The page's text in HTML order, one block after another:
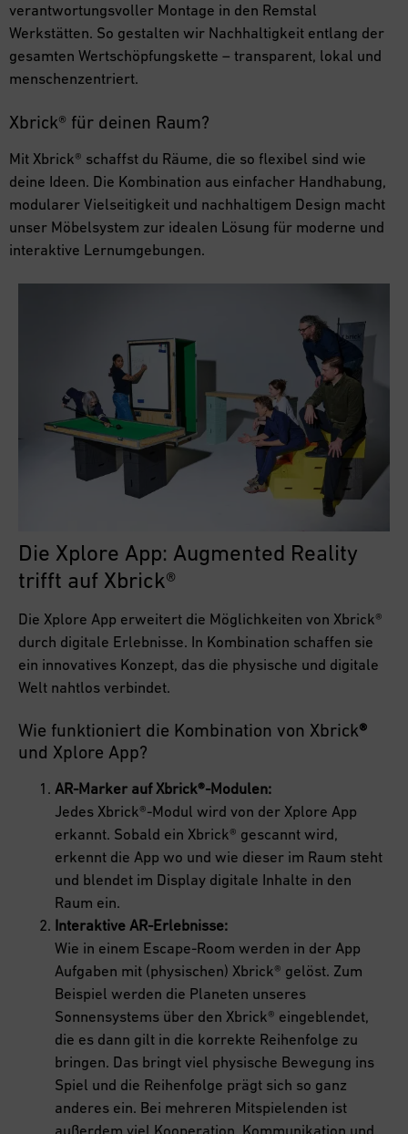
verantwortungsvoller Montage in den Remstal
Werkstätten. So gestalten wir Nachhaltigkeit entlang der
gesamten Wertschöpfungskette – transparent, lokal und
menschenzentriert.
Xbrick® für deinen Raum?
Mit Xbrick® schaffst du Räume, die so flexibel sind wie
deine Ideen. Die Kombination aus einfacher Handhabung,
modularer Vielseitigkeit und nachhaltigem Design macht
unser Möbelsystem zur idealen Lösung für moderne und
interaktive Lernumgebungen.
Die Xplore App: Augmented Reality
trifft auf Xbrick®
Die Xplore App erweitert die Möglichkeiten von Xbrick®
durch digitale Erlebnisse. In Kombination schaffen sie
ein innovatives Konzept, das die physische und digitale
Welt nahtlos verbindet.
Wie funktioniert die Kombination von Xbrick®
und Xplore App?
AR-Marker auf Xbrick®-Modulen:
Jedes Xbrick®-Modul wird von der Xplore App
erkannt. Sobald ein Xbrick® gescannt wird,
erkennt die App wo und wie dieser im Raum steht
und blendet im Display digitale Inhalte in den
Raum ein.
Interaktive AR-Erlebnisse:
Wie in einem Escape-Room werden in der App
Aufgaben mit (physischen) Xbrick® gelöst. Zum
Beispiel werden die Planeten unseres
Sonnensystems über den Xbrick® eingeblendet,
die es dann gilt in die korrekte Reihenfolge zu
bringen. Das bringt viel physische Bewegung ins
Spiel und die Reihenfolge prägt sich so ganz
anderes ein. Bei mehreren Mitspielenden ist